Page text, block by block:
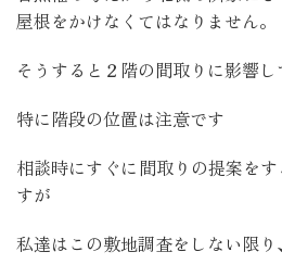
屋根をかけなくてはなりません。
そうすると２階の間取りに影響
特に階段の位置は注意です
相談時にすぐに間取りの提案を
すが
私達はこの敷地調査をしない限り